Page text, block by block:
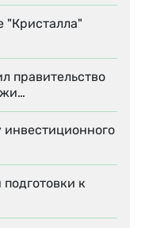
"Кристалла"
правительство
инвестиционного
к